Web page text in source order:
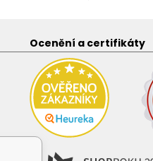
Ocenění a certifikáty